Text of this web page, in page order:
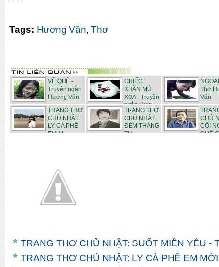
Tags: Hương Văn, Thơ
VỀ QUÊ -
Truyện ngắn
Hương Văn
CHIẾC
KHĂN MÙ
XOA - Truyện
ngắn Hươ...
Thơ
Văn
TRANG THƠ
CHỦ NHẬT:
LY CÀ PHÊ
EM M...
TRANG THƠ
CHỦ NHẬT:
ĐÊM THÁNG
TƯ - ...
CHỦ
CỘI
QUÊ
TRANG THƠ CHỦ NHẬT: SUỐT MIỀN YÊU -
TRANG THƠ CHỦ NHẬT: LY CÀ PHÊ EM